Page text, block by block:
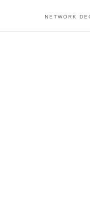
NETWORK